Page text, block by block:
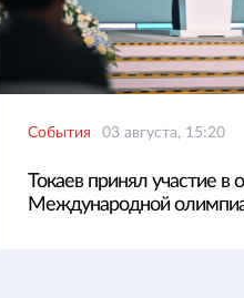
События 03 августа, 15:20
Токаев принял участие в
Международной